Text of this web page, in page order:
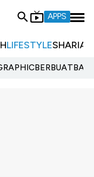
APPS
LIFESTYLESHARIA